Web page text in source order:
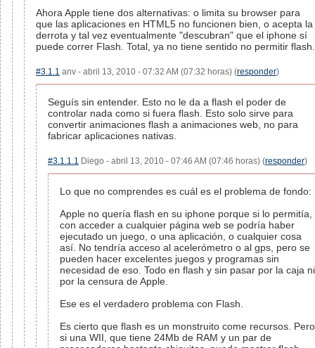
Ahora Apple tiene dos alternativas: o limita su browser para
que las aplicaciones en HTML5 no funcionen bien, o acepta la
derrota y tal vez eventualmente "descubran" que el iphone sí
puede correr Flash. Total, ya no tiene sentido no permitir flash.
#3.1.1 anv - abril 13, 2010 - 07:32 AM (07:32 horas) (responder)
Seguís sin entender. Esto no le da a flash el poder de
controlar nada como si fuera flash. Esto solo sirve para
convertir animaciones flash a animaciones web, no para
fabricar aplicaciones nativas.
#3.1.1.1 Diego - abril 13, 2010 - 07:46 AM (07:46 horas) (responder)
Lo que no comprendes es cuál es el problema de fondo:
Apple no quería flash en su iphone porque si lo permitía,
con acceder a cualquier página web se podría haber
ejecutado un juego, o una aplicación, o cualquier cosa
así. No tendría acceso al acelerómetro o al gps, pero se
pueden hacer excelentes juegos y programas sin
necesidad de eso. Todo en flash y sin pasar por la caja ni
por la censura de Apple.
Ese es el verdadero problema con Flash.
Es cierto que flash es un monstruito come recursos. Pero
si una WII, que tiene 24Mb de RAM y un par de